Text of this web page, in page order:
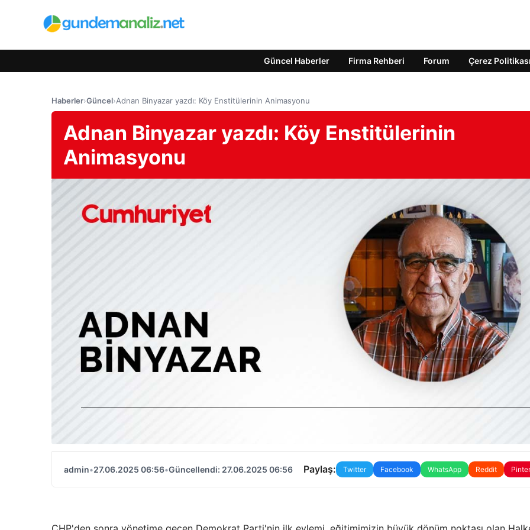
Güncel Haberler Firma Rehberi Forum Çerez Politikası
Haberler›Güncel›Adnan Binyazar yazdı: Köy Enstitülerinin Animasyonu
Adnan Binyazar yazdı: Köy Enstitülerinin
Animasyonu
admin•27.06.2025 06:56•Güncellendi: 27.06.2025 06:56 Paylaş: Twitter Facebook WhatsApp Reddit